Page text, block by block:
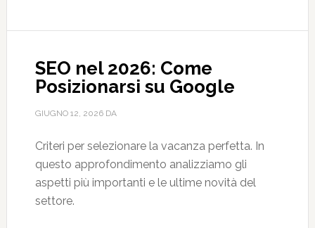
SEO nel 2026: Come
Posizionarsi su Google
GIUGNO 12, 2026DA
Criteri per selezionare la vacanza perfetta. In
questo approfondimento analizziamo gli
aspetti più importanti e le ultime novità del
settore.